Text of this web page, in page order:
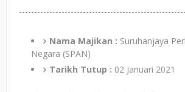
Nama Majikan : Suruhanjaya
Negara (SPAN)
Tarikh Tutup : 02 Januari 2021